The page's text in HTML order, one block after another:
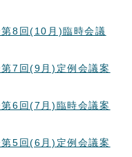
8回(10月)臨時会議
7回(9月)定例会議案
6回(7月)臨時会議案
5回(6月)定例会議案